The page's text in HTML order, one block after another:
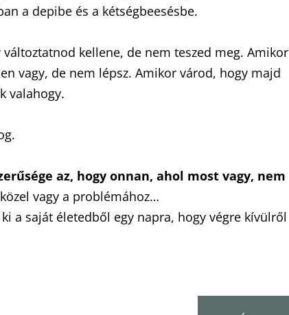
a depibe és a kétségbeesésbe.
kellene, de nem teszed meg. Amikor
vagy, de nem lépsz. Amikor várod, hogy majd
valahogy.
az, hogy onnan, ahol most vagy, nem
vagy a problémához…
a saját életedből egy napra, hogy végre kívülről